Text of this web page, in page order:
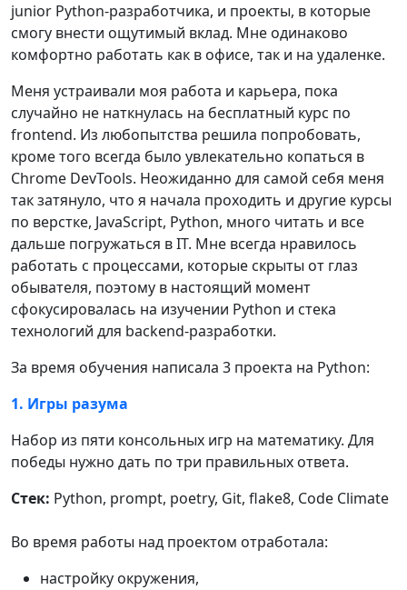
junior Python-разработчика, и проекты, в которые
смогу внести ощутимый вклад. Мне одинаково
комфортно работать как в офисе, так и на удаленке.
Меня устраивали моя работа и карьера, пока
случайно не наткнулась на бесплатный курс по
frontend. Из любопытства решила попробовать,
кроме того всегда было увлекательно копаться в
Chrome DevTools. Неожиданно для самой себя меня
так затянуло, что я начала проходить и другие курсы
по верстке, JavaScript, Python, много читать и все
дальше погружаться в IT. Мне всегда нравилось
работать с процессами, которые скрыты от глаз
обывателя, поэтому в настоящий момент
сфокусировалась на изучении Python и стека
технологий для backend-разработки.
За время обучения написала 3 проекта на Python:
1. Игры разума
Набор из пяти консольных игр на математику. Для
победы нужно дать по три правильных ответа.
Стек: Python, prompt, poetry, Git, flake8, Code Climate
Во время работы над проектом отработала:
настройку окружения,